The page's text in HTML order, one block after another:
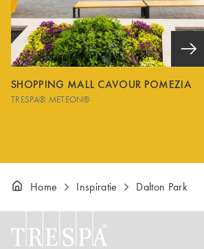
SHOPPING MALL CAVOUR POMEZIA
TRESPA® METEON®
Home Inspiratie Dalton Park